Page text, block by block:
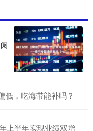
低，吃海带能补吗？
上半年实现业绩双增